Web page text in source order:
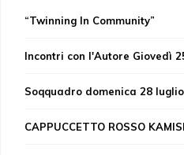
“Twinning In Community”
Incontri con l'Autore Giovedì
Soqquadro domenica 28
CAPPUCCETTO ROSSO